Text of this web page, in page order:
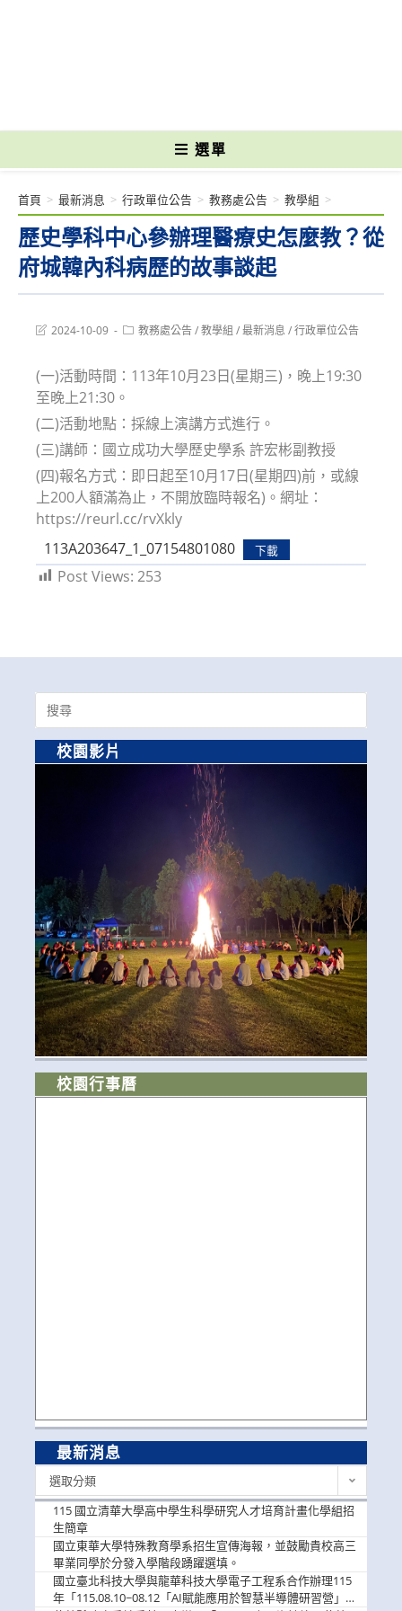
選單
歷史學科中心參辦理醫療史怎麼教？從
府城韓內科病歷的故事談起
首頁 > 最新消息 > 行政單位公告 > 教務處公告 > 教學組 >
Post2024-10-09
Post教務處公告/教學組 /最新消息 /行政單位公告
(一)活動時間：113年10月23日(星期三)，晚上19:30
至晚上21:30。
(二)活動地點：採線上演講方式進行。
(三)講師：國立成功大學歷史學系 許宏彬副教授
(四)報名方式：即日起至10月17日(星期四)前，或線
上200人額滿為止，不開放臨時報名)。網址：
https://reurl.cc/rvXkly
113A203647_1_07154801080
下載
Post Views: 253
Search
for:
校園影片
校園行事曆
最新消息
選取分類
115 國立清華大學高中學生科學研究人才培育計畫化學組招
生簡章
國立東華大學特殊教育學系招生宣傳海報，並鼓勵貴校高三
畢業同學於分發入學階段踴躍選填。
國立臺北科技大學與龍華科技大學電子工程系合作辦理115
年「115.08.10~08.12「AI賦能應用於智慧半導體研習營」，